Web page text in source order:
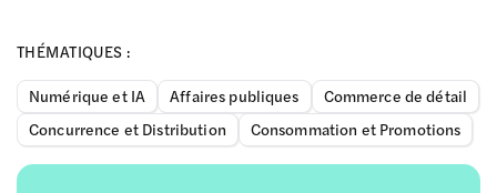
THÉMATIQUES :
Numérique et IA
Affaires publiques
Commerce de détail
Concurrence et Distribution
Consommation et Promotions